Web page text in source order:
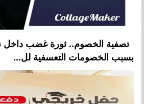
تصفية الخصوم.. ثورة غضب داخل
بسبب الخصومات التعسفية لل...